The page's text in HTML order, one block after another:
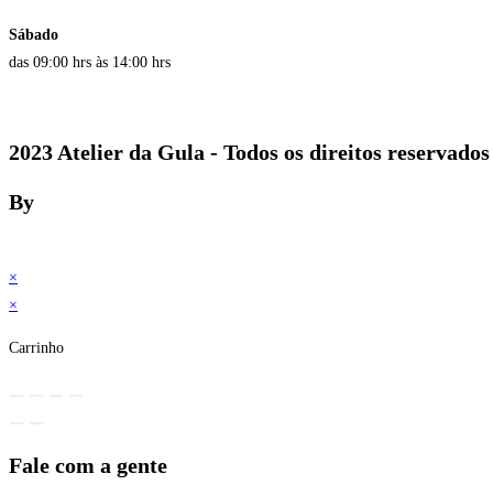
Sábado
das 09:00 hrs às 14:00 hrs
2023 Atelier da Gula - Todos os direitos reservados
By
×
×
Carrinho
Fale com a gente